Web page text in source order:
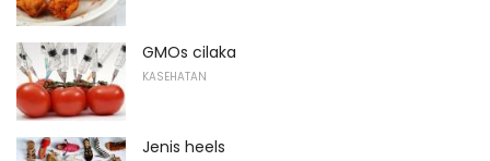
GMOs cilaka
KASEHATAN
Jenis heels